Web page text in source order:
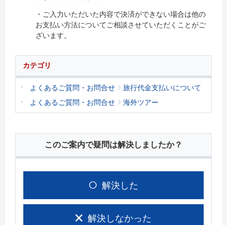
・ご入力いただいた内容で決済ができない場合は他の
お支払い方法についてご相談させていただくことがご
ざいます。
カテゴリ
よくあるご質問・お問合せ
旅行代金支払いについて
よくあるご質問・お問合せ
海外ツアー
このご案内で疑問は解決しましたか？
解決した
解決しなかった